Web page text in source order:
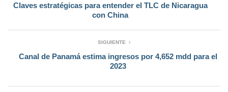
Claves estratégicas para entender el TLC de Nicaragua
con China
SIGUIENTE
Canal de Panamá estima ingresos por 4,652 mdd para el
2023